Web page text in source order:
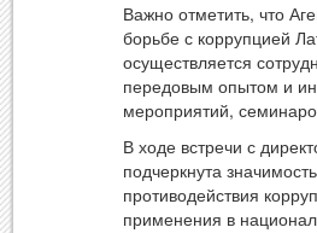
Важно отметить, что
борьбе с коррупцией
осуществляется
передовым опытом и
мероприятий,
В ходе встречи с
подчеркнута
противодействия
применения в